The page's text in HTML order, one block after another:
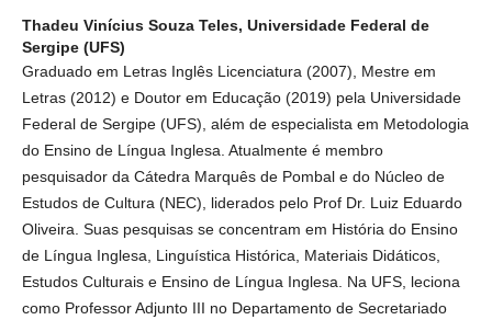
Thadeu Vinícius Souza Teles, Universidade Federal de
Sergipe (UFS)
Graduado em Letras Inglês Licenciatura (2007), Mestre em
Letras (2012) e Doutor em Educação (2019) pela Universidade
Federal de Sergipe (UFS), além de especialista em Metodologia
do Ensino de Língua Inglesa. Atualmente é membro
pesquisador da Cátedra Marquês de Pombal e do Núcleo de
Estudos de Cultura (NEC), liderados pelo Prof Dr. Luiz Eduardo
Oliveira. Suas pesquisas se concentram em História do Ensino
de Língua Inglesa, Linguística Histórica, Materiais Didáticos,
Estudos Culturais e Ensino de Língua Inglesa. Na UFS, leciona
como Professor Adjunto III no Departamento de Secretariado